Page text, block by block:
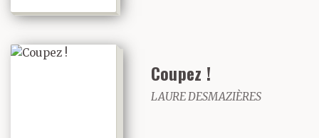
Coupez !
LAURE DESMAZIÈRES